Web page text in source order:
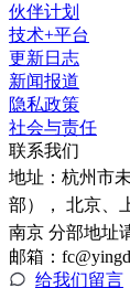
伙伴计划
技术+平台
更新日志
新闻报道
隐私政策
社会与责任
联系我们
地址： 杭州市
部）， 北京、
南京 分部地址
邮箱：
给我们留言